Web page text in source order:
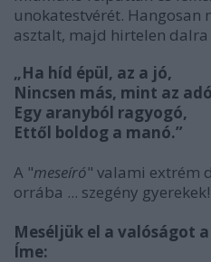
unokatestvérét. Hangosan
asztalt, majd hirtelen
„Ha híd épül, az a jó,
Nincsen más, mint az
Egy aranyból ragyogó,
Ettől boldog a manó.”
A "meseíró" valami extrém
orrába ... szegény gyerekek!
Meséljük el a valóságot
Íme: